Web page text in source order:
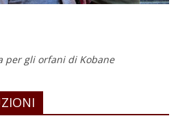
per gli orfani di Kobane